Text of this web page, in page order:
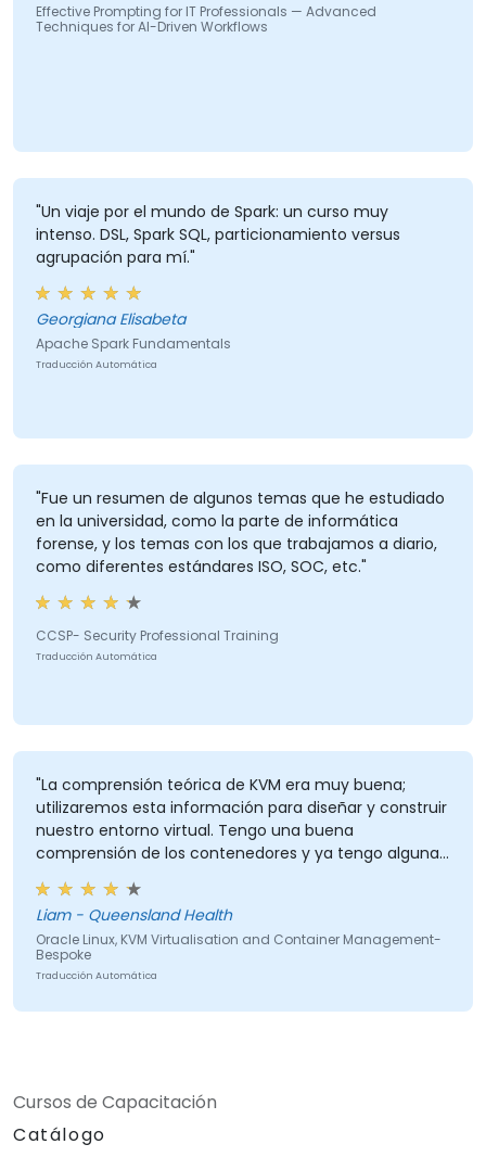
Effective Prompting for IT Professionals — Advanced
Techniques for AI-Driven Workflows
"Un viaje por el mundo de Spark: un curso muy
intenso. DSL, Spark SQL, particionamiento versus
agrupación para mí."
Georgiana Elisabeta
Apache Spark Fundamentals
Traducción Automática
"Fue un resumen de algunos temas que he estudiado
en la universidad, como la parte de informática
forense, y los temas con los que trabajamos a diario,
como diferentes estándares ISO, SOC, etc."
CCSP- Security Professional Training
Traducción Automática
"La comprensión teórica de KVM era muy buena;
utilizaremos esta información para diseñar y construir
nuestro entorno virtual. Tengo una buena
comprensión de los contenedores y ya tengo algunas
laboral."
Liam - Queensland Health
Oracle Linux, KVM Virtualisation and Container Management-
Bespoke
Traducción Automática
Cursos de Capacitación
Catálogo